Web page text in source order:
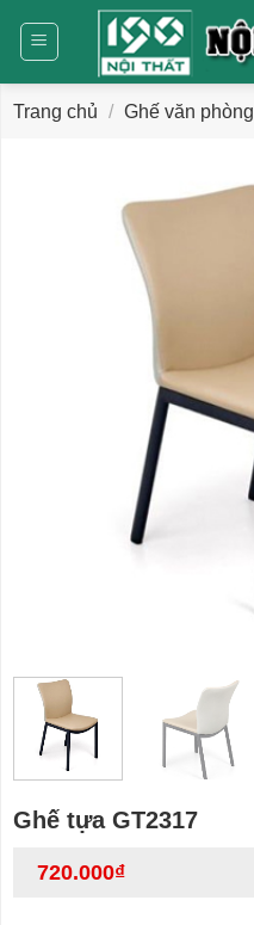
dung
Trang chủ / Ghế văn phòng
Ghế tựa GT2317
720.000₫